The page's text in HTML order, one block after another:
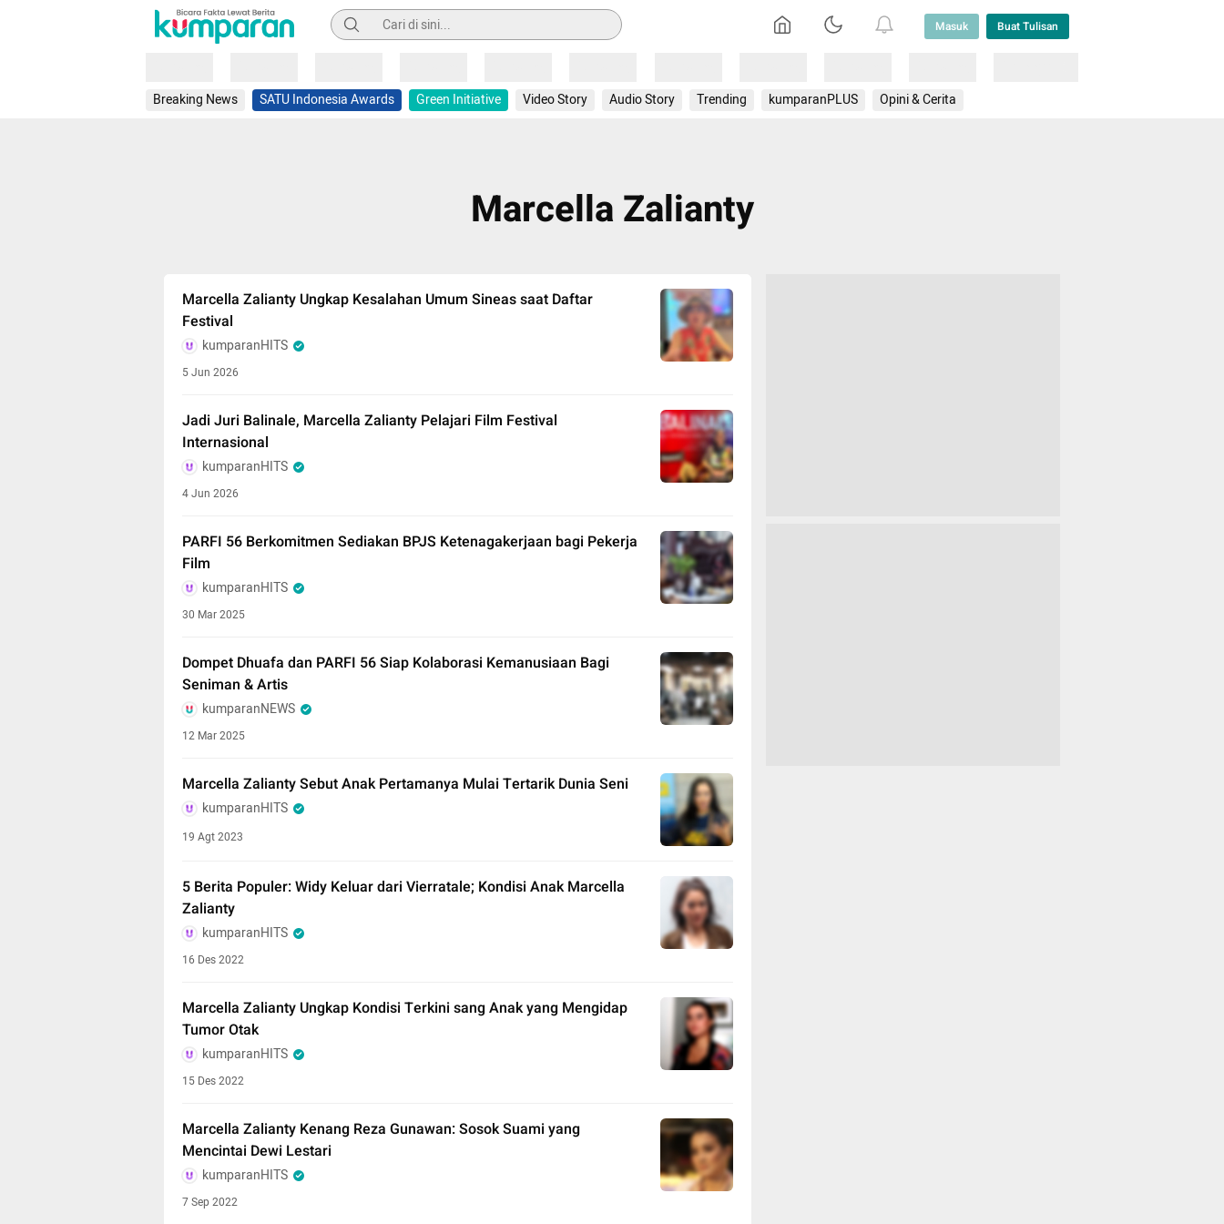
Pencarian Masuk Buat Tulisan
Breaking News SATU Indonesia Awards Green Initiative Video Story Audio Story Trending kumparanPLUS Opini & Cerita
Marcella Zalianty
Marcella Zalianty Ungkap Kesalahan Umum Sineas saat Daftar
Festival
kumparanHITS
5 Jun 2026
Jadi Juri Balinale, Marcella Zalianty Pelajari Film Festival
Internasional
kumparanHITS
4 Jun 2026
PARFI 56 Berkomitmen Sediakan BPJS Ketenagakerjaan bagi Pekerja
Film
kumparanHITS
30 Mar 2025
Dompet Dhuafa dan PARFI 56 Siap Kolaborasi Kemanusiaan Bagi
Seniman & Artis
kumparanNEWS
12 Mar 2025
Marcella Zalianty Sebut Anak Pertamanya Mulai Tertarik Dunia Seni
kumparanHITS
19 Agt 2023
5 Berita Populer: Widy Keluar dari Vierratale; Kondisi Anak Marcella
Zalianty
kumparanHITS
16 Des 2022
Marcella Zalianty Ungkap Kondisi Terkini sang Anak yang Mengidap
Tumor Otak
kumparanHITS
15 Des 2022
Marcella Zalianty Kenang Reza Gunawan: Sosok Suami yang
Mencintai Dewi Lestari
kumparanHITS
7 Sep 2022